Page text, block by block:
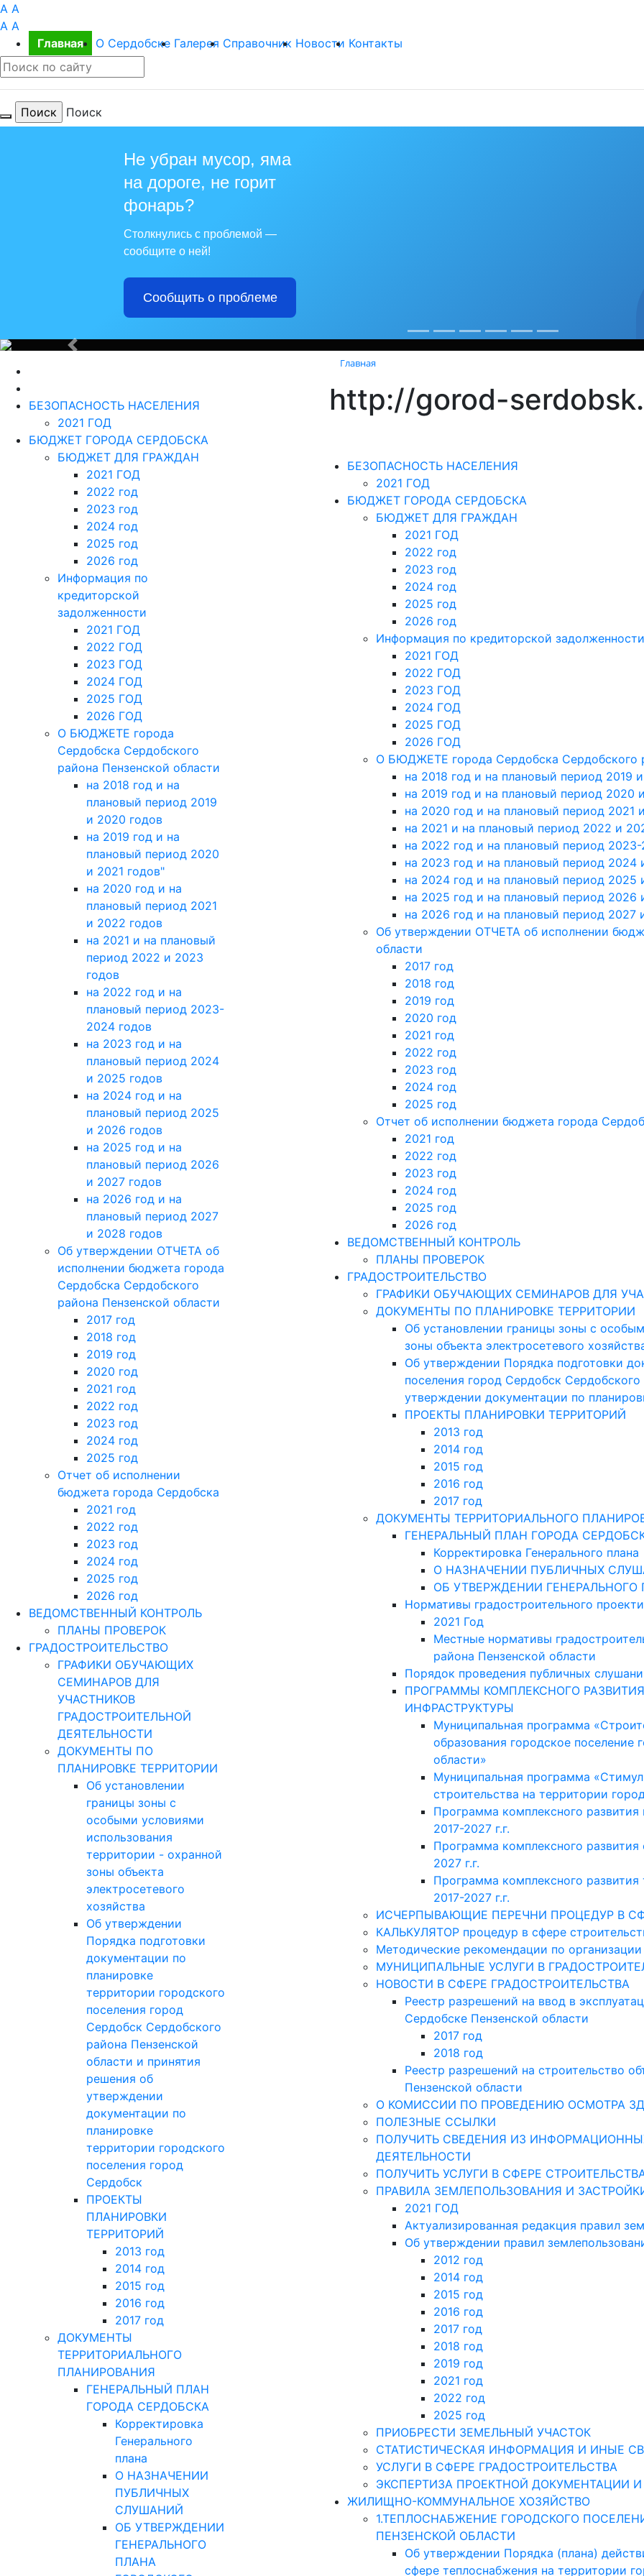
A A
A A
Главная
О Сердобске Галерея Справочник Новости Контакты
Поиск
Не убран мусор, яма
на дороге, не горит
фонарь?
Столкнулись с проблемой —
сообщите о ней!
Сообщить о проблеме
Для тебя любимый
Из года в год крепнет среди сердобчан авторитет физической
Назад
БЕЗОПАСНОСТЬ НАСЕЛЕНИЯ
2021 ГОД
БЮДЖЕТ ГОРОДА СЕРДОБСКА
БЮДЖЕТ ДЛЯ ГРАЖДАН
2021 ГОД
2022 год
2023 год
2024 год
2025 год
2026 год
Информация по
кредиторской
задолженности
2021 ГОД
2022 ГОД
2023 ГОД
2024 ГОД
2025 ГОД
2026 ГОД
О БЮДЖЕТЕ города
Сердобска Сердобского
района Пензенской области
на 2018 год и на
плановый период 2019
и 2020 годов
на 2019 год и на
плановый период 2020
и 2021 годов"
на 2020 год и на
плановый период 2021
и 2022 годов
на 2021 и на плановый
период 2022 и 2023
годов
на 2022 год и на
плановый период 2023-
2024 годов
на 2023 год и на
плановый период 2024
и 2025 годов
на 2024 год и на
плановый период 2025
и 2026 годов
на 2025 год и на
плановый период 2026
и 2027 годов
на 2026 год и на
плановый период 2027
и 2028 годов
Об утверждении ОТЧЕТА об
исполнении бюджета города
Сердобска Сердобского
района Пензенской области
2017 год
2018 год
2019 год
2020 год
2021 год
2022 год
2023 год
2024 год
2025 год
Отчет об исполнении
бюджета города Сердобска
2021 год
2022 год
2023 год
2024 год
2025 год
2026 год
ВЕДОМСТВЕННЫЙ КОНТРОЛЬ
ПЛАНЫ ПРОВЕРОК
ГРАДОСТРОИТЕЛЬСТВО
ГРАФИКИ ОБУЧАЮЩИХ
СЕМИНАРОВ ДЛЯ
УЧАСТНИКОВ
ГРАДОСТРОИТЕЛЬНОЙ
ДЕЯТЕЛЬНОСТИ
ДОКУМЕНТЫ ПО
ПЛАНИРОВКЕ ТЕРРИТОРИИ
Об установлении
границы зоны с
особыми условиями
использования
территории - охранной
зоны объекта
электросетевого
хозяйства
Об утверждении
Порядка подготовки
документации по
планировке
территории городского
поселения город
Сердобск Сердобского
района Пензенской
области и принятия
решения об
утверждении
документации по
планировке
территории городского
поселения город
Сердобск
ПРОЕКТЫ
ПЛАНИРОВКИ
ТЕРРИТОРИЙ
2013 год
2014 год
2015 год
2016 год
2017 год
ДОКУМЕНТЫ
ТЕРРИТОРИАЛЬНОГО
ПЛАНИРОВАНИЯ
ГЕНЕРАЛЬНЫЙ ПЛАН
ГОРОДА СЕРДОБСКА
Корректировка
Генерального
плана
О НАЗНАЧЕНИИ
ПУБЛИЧНЫХ
СЛУШАНИЙ
ОБ УТВЕРЖДЕНИИ
ГЕНЕРАЛЬНОГО
ПЛАНА
Главная
http://gorod-
БЕЗОПАСНОСТЬ НАСЕЛЕНИЯ
2021 ГОД
БЮДЖЕТ ГОРОДА СЕРДОБСКА
БЮДЖЕТ ДЛЯ ГРАЖДАН
2021 ГОД
2022 год
2023 год
2024 год
2025 год
2026 год
Информация по кредиторской задолженности
2021 ГОД
2022 ГОД
2023 ГОД
2024 ГОД
2025 ГОД
2026 ГОД
О БЮДЖЕТЕ города Сердобска Сердобского
на 2018 год и на плановый период 2019
на 2019 год и на плановый период 2020
на 2020 год и на плановый период 2021
на 2021 и на плановый период 2022 и
на 2022 год и на плановый период
на 2023 год и на плановый период 2024
на 2024 год и на плановый период 2025
на 2025 год и на плановый период 2026
на 2026 год и на плановый период 2027
Об утверждении ОТЧЕТА об исполнении
области
2017 год
2018 год
2019 год
2020 год
2021 год
2022 год
2023 год
2024 год
2025 год
Отчет об исполнении бюджета города
2021 год
2022 год
2023 год
2024 год
2025 год
2026 год
ВЕДОМСТВЕННЫЙ КОНТРОЛЬ
ПЛАНЫ ПРОВЕРОК
ГРАДОСТРОИТЕЛЬСТВО
ГРАФИКИ ОБУЧАЮЩИХ СЕМИНАРОВ ДЛЯ
ДОКУМЕНТЫ ПО ПЛАНИРОВКЕ ТЕРРИТОРИИ
Об установлении границы зоны с
зоны объекта электросетевого
Об утверждении Порядка подготовки
поселения город Сердобск
утверждении документации по
ПРОЕКТЫ ПЛАНИРОВКИ ТЕРРИТОРИЙ
2013 год
2014 год
2015 год
2016 год
2017 год
ДОКУМЕНТЫ ТЕРРИТОРИАЛЬНОГО
ГЕНЕРАЛЬНЫЙ ПЛАН ГОРОДА
Корректировка Генерального плана
О НАЗНАЧЕНИИ ПУБЛИЧНЫХ
ОБ УТВЕРЖДЕНИИ
Нормативы градостроительного
2021 Год
Местные нормативы
района Пензенской области
Порядок проведения публичных
ПРОГРАММЫ КОМПЛЕКСНОГО
ИНФРАСТРУКТУРЫ
Муниципальная программа
образования городское
области»
Муниципальная программа
строительства на территории
Программа комплексного
2017-2027 г.г.
Программа комплексного
2027 г.г.
Программа комплексного
2017-2027 г.г.
ИСЧЕРПЫВАЮЩИЕ ПЕРЕЧНИ ПРОЦЕДУР В
КАЛЬКУЛЯТОР процедур в сфере
Методические рекомендации по
МУНИЦИПАЛЬНЫЕ УСЛУГИ В
НОВОСТИ В СФЕРЕ ГРАДОСТРОИТЕЛЬСТВА
Реестр разрешений на ввод в
Сердобске Пензенской области
2017 год
2018 год
Реестр разрешений на строительство
Пензенской области
О КОМИССИИ ПО ПРОВЕДЕНИЮ ОСМОТРА
ПОЛЕЗНЫЕ ССЫЛКИ
ПОЛУЧИТЬ СВЕДЕНИЯ ИЗ
ДЕЯТЕЛЬНОСТИ
ПОЛУЧИТЬ УСЛУГИ В СФЕРЕ
ПРАВИЛА ЗЕМЛЕПОЛЬЗОВАНИЯ И
2021 ГОД
Актуализированная редакция правил
Об утверждении правил
2012 год
2014 год
2015 год
2016 год
2017 год
2018 год
2019 год
2021 год
2022 год
2025 год
ПРИОБРЕСТИ ЗЕМЕЛЬНЫЙ УЧАСТОК
СТАТИСТИЧЕСКАЯ ИНФОРМАЦИЯ И ИНЫЕ
УСЛУГИ В СФЕРЕ ГРАДОСТРОИТЕЛЬСТВА
ЭКСПЕРТИЗА ПРОЕКТНОЙ ДОКУМЕНТАЦИИ
ЖИЛИЩНО-КОММУНАЛЬНОЕ ХОЗЯЙСТВО
1.ТЕПЛОСНАБЖЕНИЕ ГОРОДСКОГО
ПЕНЗЕНСКОЙ ОБЛАСТИ
Об утверждении Порядка (плана)
сфере теплоснабжения на территории